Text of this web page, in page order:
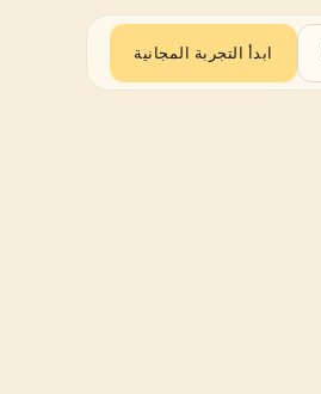
ابدأ التجربة المجانية